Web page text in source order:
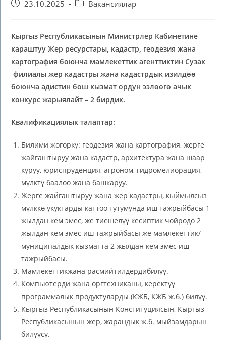
23.10.2025 Вакансиялар
Кыргыз Республикасынын Министрлер Кабинетине
караштууЖер ресурстары, кадастр, геодезия жана
картография боюнча мамлекеттик агенттиктин Сузак
филиалыжер кадастры жана кадастрдык изилдөө
боюнчаадистин бош кызмат ордун ээлөөгө ачык
конкурс жарыялайт – 2 бирдик.
Квалификациялык талаптар:
Билими жогорку: геодезия жана картография, жерге
жайгаштыруу жана кадастр, архитектура жана шаар
куруу, юриспруденция, агроном, гидромелиорация,
мүлктү баалоо жана башкаруу.
Жерге жайгаштыруу жана жер кадастры, кыймылсыз
мүлккө укуктарды каттоо тутумунда иш тажрыйбасы 1
жылдан кем эмес, же тиешелүү кесиптик чөйрөдө 2
жылдан кем эмес иш тажрыйбасы же мамлекеттик/
муниципалдык кызматта 2 жылдан кем эмес иш
тажрыйбасы.
Мамлекеттикжана расмийтилдердибилүү.
Компьютерди жана оргтехниканы, керектүү
программалык продуктуларды (КЖБ, КЖБ ж.б.) билүү.
Кыргыз Республикасынын Конституциясын, Кыргыз
Республикасынын жер, жарандык ж.б. мыйзамдарын
билүүсү.